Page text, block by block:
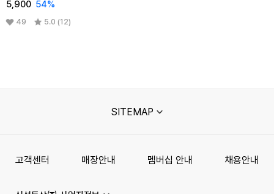
5,900 54%
49 5.0 (12)
SITEMAP
고객센터 매장안내 멤버십 안내 채용안내